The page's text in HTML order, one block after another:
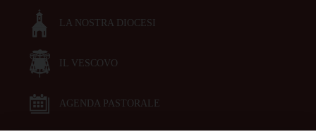
LA NOSTRA DIOCESI
IL VESCOVO
AGENDA PASTORALE